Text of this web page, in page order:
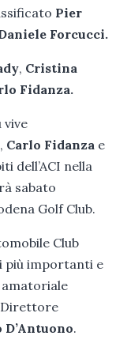
Pier
Forcucci.
, Cristina
Fidanza.
vive
, Carlo Fidanza e
dell’ACI nella
sabato
Golf Club.
Club
più importanti e
Direttore
D’Antuono.